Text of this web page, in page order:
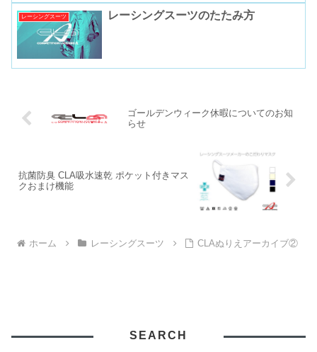
レーシングスーツ レーシングスーツのたたみ方
ゴールデンウィーク休暇についてのお知
らせ
抗菌防臭 CLA吸水速乾 ポケット付きマス
クおまけ機能
ホーム レーシングスーツ CLAぬりえアーカイブ②
SEARCH